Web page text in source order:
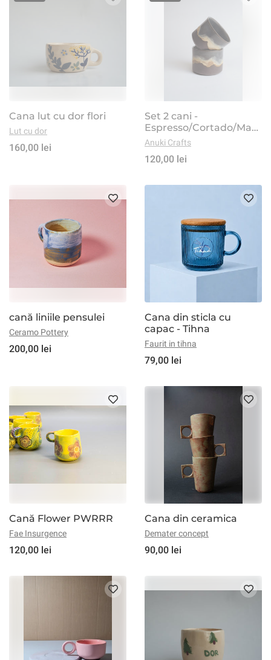
Cana lut cu dor flori
Lut cu dor
160,00 lei
Set 2 cani -
Espresso/Cortado/Matc
ha - Stormy Mountains
Anuki Crafts
120,00 lei
cană liniile pensulei
Ceramo Pottery
200,00 lei
Cana din sticla cu
capac - Tihna
Faurit in tihna
79,00 lei
Cană Flower PWRRR
Fae Insurgence
120,00 lei
Cana din ceramica
Demater concept
90,00 lei